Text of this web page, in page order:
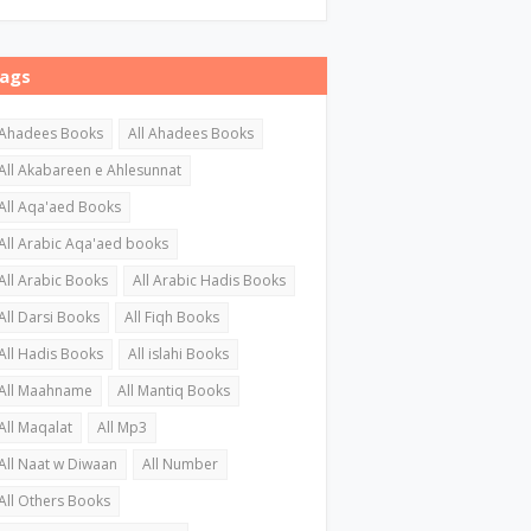
Books
All Ahadees Books
Akabareen e Ahlesunnat
Aqa'aed Books
Arabic Aqa'aed books
Arabic Books
All Arabic Hadis Books
Darsi Books
All Fiqh Books
Hadis Books
All islahi Books
Maahname
All Mantiq Books
Maqalat
All Mp3
Naat w Diwaan
All Number
Others Books